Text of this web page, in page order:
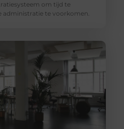
om tijd te
administratie te voorkomen.